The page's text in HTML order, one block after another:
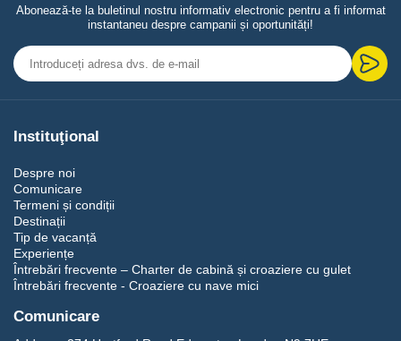
Abonează-te la buletinul nostru informativ electronic pentru a fi informat
instantaneu despre campanii și oportunități!
Instituţional
Despre noi
Comunicare
Termeni și condiții
Destinații
Tip de vacanță
Experiențe
Întrebări frecvente – Charter de cabină și croaziere cu gulet
Întrebări frecvente - Croaziere cu nave mici
Comunicare